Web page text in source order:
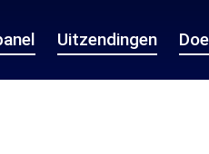
Uitzendingen